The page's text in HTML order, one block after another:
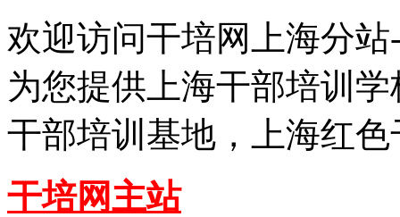
欢迎访问干培网上海分
为您提供上海干部培训
干部培训基地，上海红
干培网主站